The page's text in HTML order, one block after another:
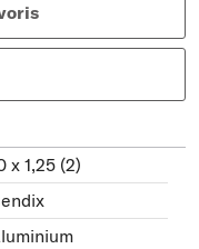
x 1,25 (2)